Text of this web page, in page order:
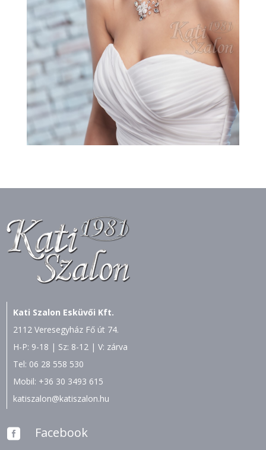
Kati Szalon Esküvői Kft.
2112 Veresegyház Fő út 74.
H-P: 9-18 | Sz: 8-12 | V: zárva
Tel: 06 28 558 530
Mobil: +36 30 3493 615
katiszalon@katiszalon.hu
 Facebook